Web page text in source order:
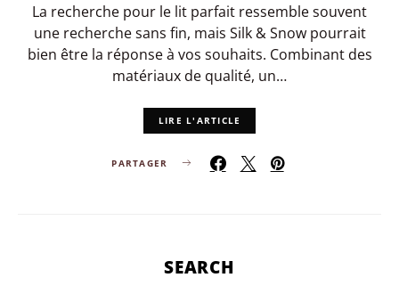
La recherche pour le lit parfait ressemble souvent
une recherche sans fin, mais Silk & Snow pourrait
bien être la réponse à vos souhaits. Combinant des
matériaux de qualité, un…
LIRE L'ARTICLE
PARTAGER
SEARCH